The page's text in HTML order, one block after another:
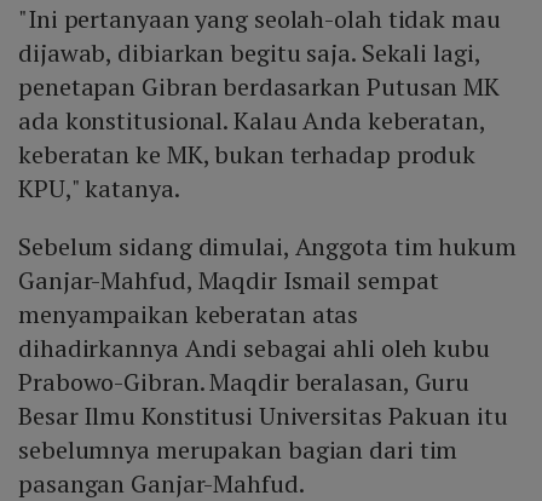
"Ini pertanyaan yang seolah-olah tidak mau
dijawab, dibiarkan begitu saja. Sekali lagi,
penetapan Gibran berdasarkan Putusan MK
ada konstitusional. Kalau Anda keberatan,
keberatan ke MK, bukan terhadap produk
KPU," katanya.
Sebelum sidang dimulai, Anggota tim hukum
Ganjar-Mahfud, Maqdir Ismail sempat
menyampaikan keberatan atas
dihadirkannya Andi sebagai ahli oleh kubu
Prabowo-Gibran. Maqdir beralasan, Guru
Besar Ilmu Konstitusi Universitas Pakuan itu
sebelumnya merupakan bagian dari tim
pasangan Ganjar-Mahfud.